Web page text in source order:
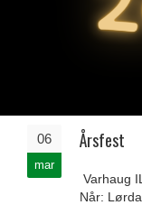
06
mar
Årsfest
Varhaug
Når: